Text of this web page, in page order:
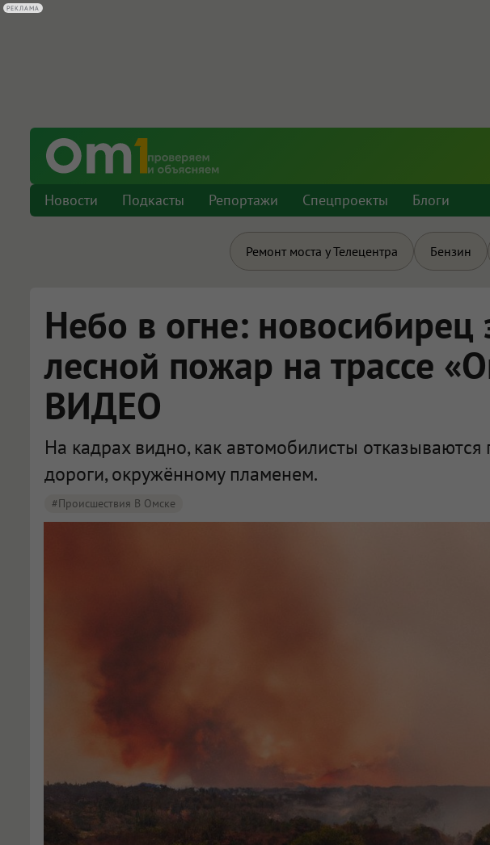
Новости Подкасты Репортажи Спецпроекты Блоги
Ремонт моста у Телецентра Бензин
Небо в огне: новосибирец
лесной пожар на трассе
ВИДЕО
На кадрах видно, как автомобилисты отказываются
дороги, окружённому пламенем.
#Происшествия В Омске
РЕКЛАМА